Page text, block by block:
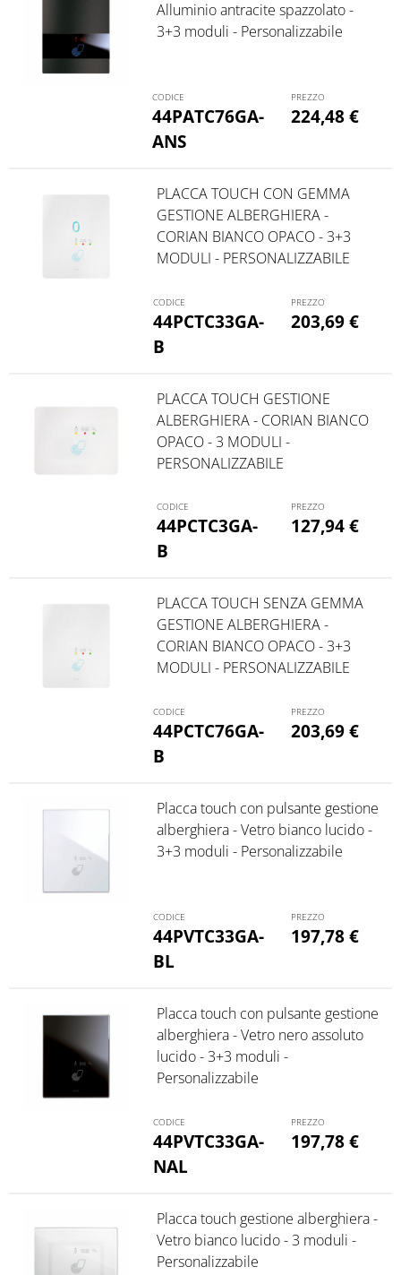
44PATC76GA-
ANS
Alluminio antracite spazzolato -
3+3 moduli - Personalizzabile
224,48€
44PCTC33GA-
B
PLACCA TOUCH CON GEMMA
GESTIONE ALBERGHIERA -
CORIAN BIANCO OPACO - 3+3
MODULI - PERSONALIZZABILE
203,69€
44PCTC3GA-
B
PLACCA TOUCH GESTIONE
ALBERGHIERA - CORIAN BIANCO
OPACO - 3 MODULI -
PERSONALIZZABILE
127,94€
44PCTC76GA-
B
PLACCA TOUCH SENZA GEMMA
GESTIONE ALBERGHIERA -
CORIAN BIANCO OPACO - 3+3
MODULI - PERSONALIZZABILE
203,69€
44PVTC33GA-
BL
Placca touch con pulsante gestione
alberghiera - Vetro bianco lucido -
3+3 moduli - Personalizzabile
197,78€
44PVTC33GA-
NAL
Placca touch con pulsante gestione
alberghiera - Vetro nero assoluto
lucido - 3+3 moduli -
Personalizzabile
197,78€
Placca touch gestione alberghiera -
Vetro bianco lucido - 3 moduli -
Personalizzabile